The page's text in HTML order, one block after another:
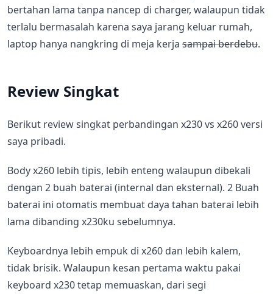
bertahan lama tanpa nancep di charger, walaupun tidak
terlalu bermasalah karena saya jarang keluar rumah,
laptop hanya nangkring di meja kerja sampai berdebu.
Review Singkat
Berikut review singkat perbandingan x230 vs x260 versi
saya pribadi.
Body x260 lebih tipis, lebih enteng walaupun dibekali
dengan 2 buah baterai (internal dan eksternal). 2 Buah
baterai ini otomatis membuat daya tahan baterai lebih
lama dibanding x230ku sebelumnya.
Keyboardnya lebih empuk di x260 dan lebih kalem,
tidak brisik. Walaupun kesan pertama waktu pakai
keyboard x230 tetap memuaskan, dari segi